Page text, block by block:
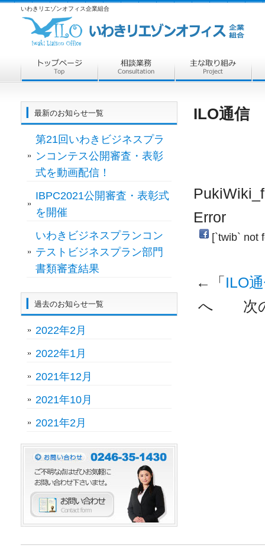
いわきリエゾンオフィス企業組合
ILO通信
Error
[`twib` not
←「 ILO
へ 次の
最新のお知らせ一覧
第21回いわきビジネスプラ
ンコンテス公開審査・表彰
式を動画配信！
IBPC2021公開審査・表彰式
を開催
いわきビジネスプランコン
テストビジネスプラン部門
書類審査結果
過去のお知らせ一覧
2022年2月
2022年1月
2021年12月
2021年10月
2021年2月